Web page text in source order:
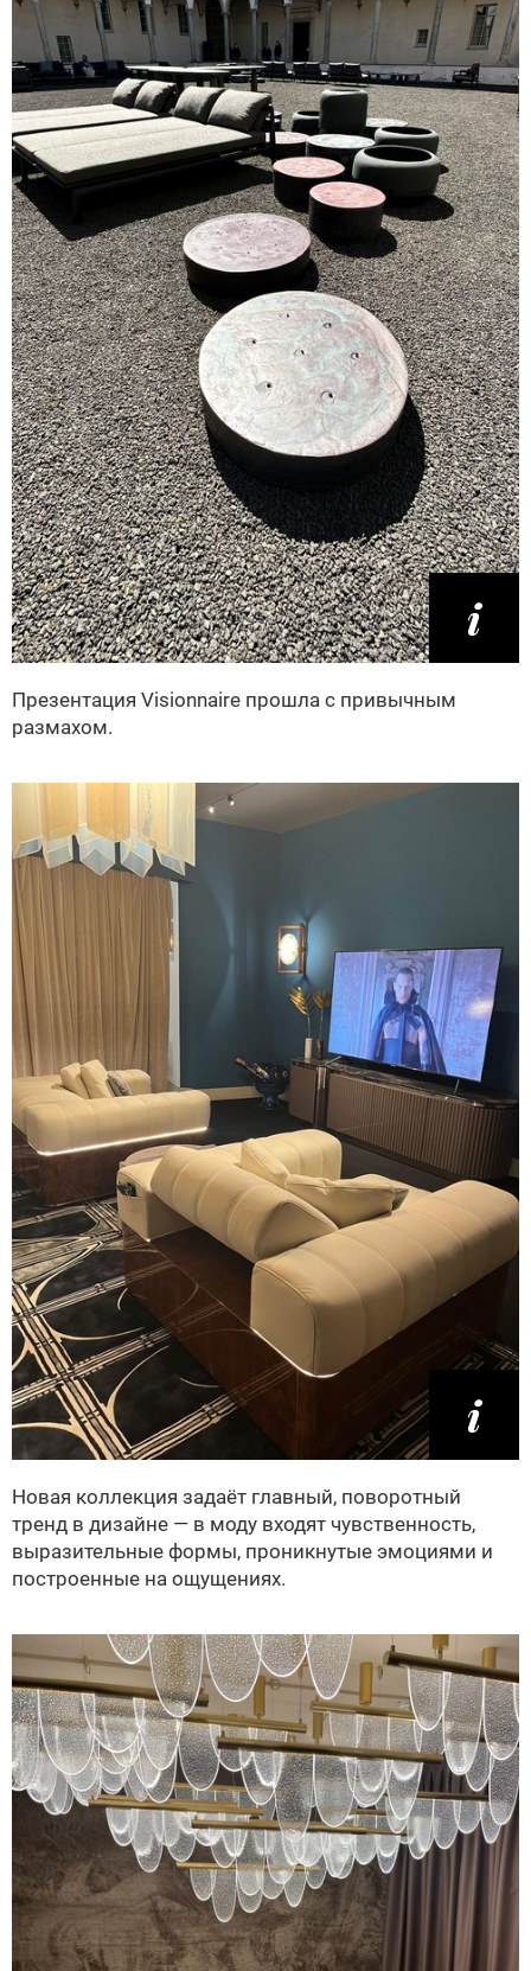
Презентация Visionnaire прошла с привычным
размахом.
Новая коллекция задаёт главный, поворотный
тренд в дизайне — в моду входят чувственность,
выразительные формы, проникнутые эмоциями и
построенные на ощущениях.